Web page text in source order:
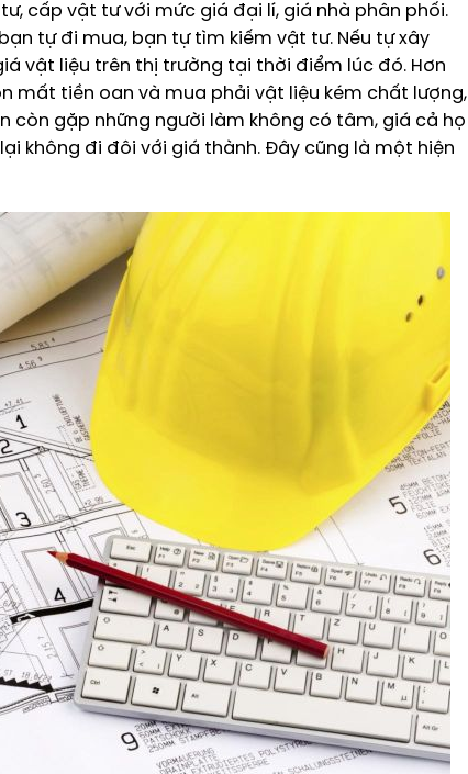
cấp vật tư với mức giá đại lí, giá nhà phân phối.
tự đi mua, bạn tự tìm kiếm vật tư. Nếu tự xây
vật liệu trên thị trường tại thời điểm lúc đó. Hơn
mất tiền oan và mua phải vật liệu kém chất lượng,
còn gặp những người làm không có tâm, giá cả họ
không đi đôi với giá thành. Đây cũng là một hiện